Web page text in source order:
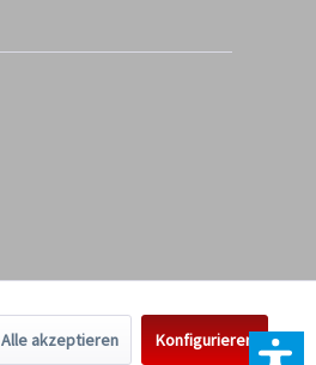
Alle akzeptieren Konfigurieren